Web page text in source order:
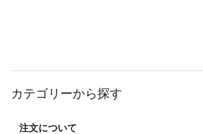
カテゴリーから探す
注文について